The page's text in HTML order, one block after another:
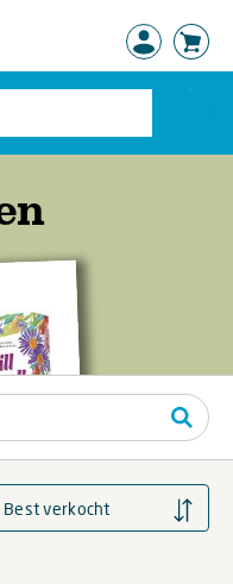
×
Best verkocht